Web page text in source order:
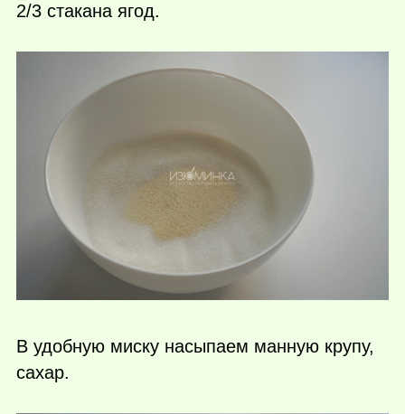
2/3 стакана ягод.
В удобную миску насыпаем манную крупу,
сахар.